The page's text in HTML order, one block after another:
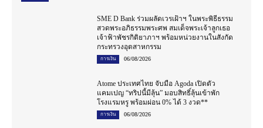
SME D Bank ร่วมผลัดเวรเฝ้าฯ ในพระพิธีธรรม
สวดพระอภิธรรมพระศพ สมเด็จพระเจ้าลูกเธอ
เจ้าฟ้าพัชรกิติยาภาฯ พร้อมหน่วยงานในสังกัด
กระทรวงอุตสาหกรรม
การเงิน 06/08/2026
Atome ประเทศไทย จับมือ Agoda เปิดตัว
แคมเปญ “ทริปนี้มีลุ้น” มอบสิทธิ์ลุ้นเข้าพัก
โรงแรมหรู พร้อมผ่อน 0% ได้ 3 งวด**
การเงิน 06/08/2026